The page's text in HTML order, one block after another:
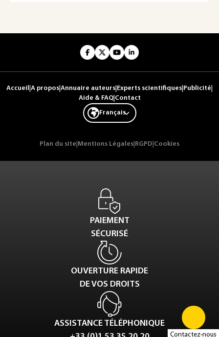
Contactez-nous
Accueil A propos Annuaire auteurs Experts scientifiques Publicité
Aide & FAQ| Contact
Français
Plan du site Mentions Légales RGPD Cookies
PAIEMENT
SÉCURISÉ
OUVERTURE RAPIDE
DE VOS DROITS
ASSISTANCE TÉLÉPHONIQUE